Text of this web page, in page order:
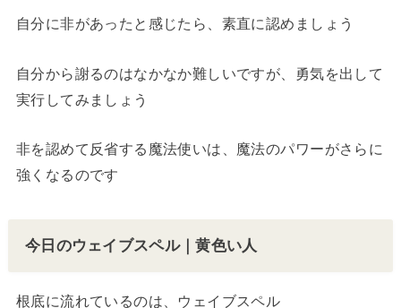
自分に非があったと感じたら、素直に認めましょう
自分から謝るのはなかなか難しいですが、勇気を出して
実行してみましょう
非を認めて反省する魔法使いは、魔法のパワーがさらに
強くなるのです
今日のウェイブスペル｜黄色い人
根底に流れているのは、ウェイブスペル